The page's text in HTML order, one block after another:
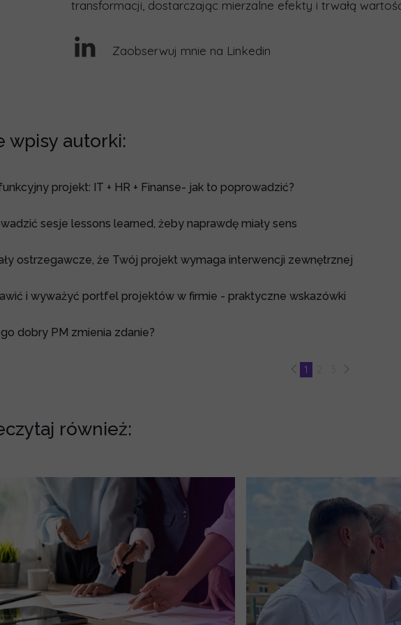
Zaobserwuj mnie na Linkedin
transformacji, dostarczając mierzalne efekty i trwałą
wpisy autorki:
projekt: IT + HR + Finanse- jak to poprowadzić?
sesje lessons learned, żeby naprawdę miały sens
ostrzegawcze, że Twój projekt wymaga interwencji zewnętrznej
i wyważyć portfel projektów w firmie - praktyczne wskazówki
dobry PM zmienia zdanie?
1
również: